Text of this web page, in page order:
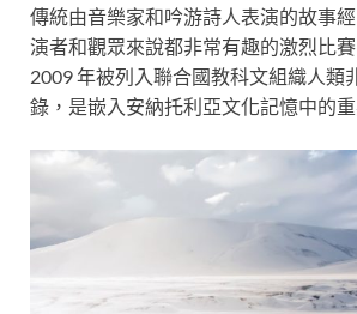
傳統由音樂家和吟游詩人表演的故事
演者和觀眾來說都非常有趣的激烈比
2009 年被列入聯合國教科文組織人類
錄，是嵌入安納托利亞文化記憶中的